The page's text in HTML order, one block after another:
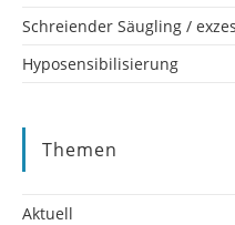
Schreiender Säugling /
Hyposensibilisierung
Themen
Aktuell